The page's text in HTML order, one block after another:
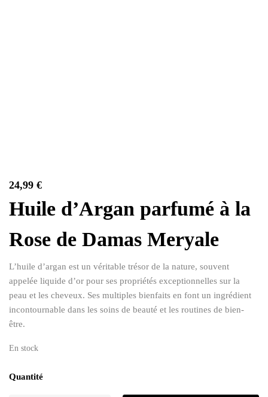
24,99 €
Huile d’Argan parfumé à la
Rose de Damas Meryale
L’huile d’argan est un véritable trésor de la nature, souvent
appelée liquide d’or pour ses propriétés exceptionnelles sur la
peau et les cheveux. Ses multiples bienfaits en font un ingrédient
incontournable dans les soins de beauté et les routines de bien-
être.
En stock
Quantité